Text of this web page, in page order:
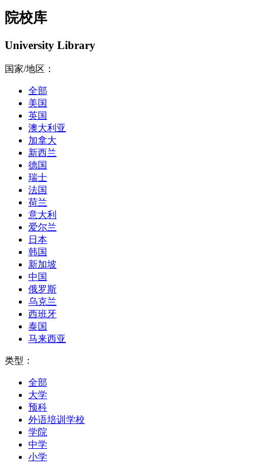
院校库
University Library
国家/地区：
全部
美国
英国
澳大利亚
加拿大
新西兰
德国
瑞士
法国
荷兰
意大利
爱尔兰
日本
韩国
新加坡
中国
俄罗斯
乌克兰
西班牙
泰国
马来西亚
类型：
全部
大学
预科
外语培训学校
学院
中学
小学